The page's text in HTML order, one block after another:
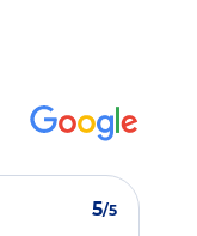
5/5